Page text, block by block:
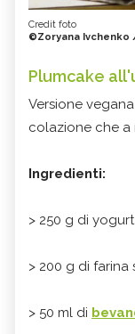
Credit foto
©Zoryana Ivchenko
Plumcake
Versione
colazione che a
Ingredienti:
> 250 g di
> 200 g di farina
> 50 ml di